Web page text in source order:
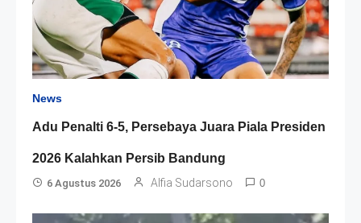
News
Adu Penalti 6-5, Persebaya Juara Piala Presiden
2026 Kalahkan Persib Bandung
6 Agustus 2026 Alfia Sudarsono 0